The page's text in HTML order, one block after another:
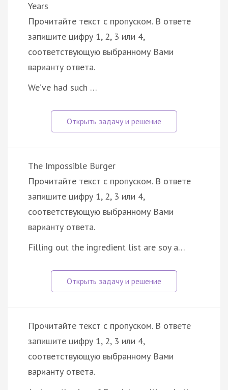
Years
Прочитайте текст с пропуском. В ответе
запишите цифру 1, 2, 3 или 4,
соответствующую выбранному Вами
варианту ответа.
We’ve had such …
The Impossible Burger
Прочитайте текст с пропуском. В ответе
запишите цифру 1, 2, 3 или 4,
соответствующую выбранному Вами
варианту ответа.
Filling out the ingredient list are soy a…
Прочитайте текст с пропуском. В ответе
запишите цифру 1, 2, 3 или 4,
соответствующую выбранному Вами
варианту ответа.